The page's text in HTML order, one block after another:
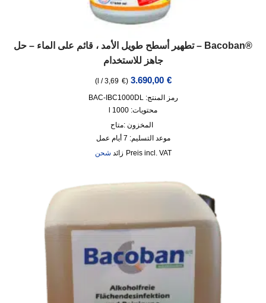
®Bacoban – تطهير أسطح طويل الأمد ، قائم على الماء – حل
جاهز للاستخدام
3.690,00 €
(
3,69 €
/
l
)
رمز المنتج: BAC-IBC1000DL
محتويات: 1000
المخزون :متاح
موعد التسليم: 7 أيام عمل
incl. VAT
زائد شحن